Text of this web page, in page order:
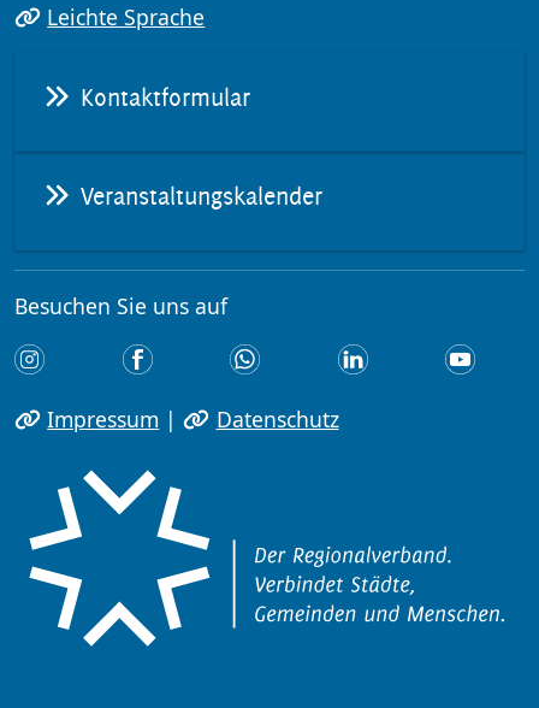
Leichte Sprache
Kontaktformular
Veranstaltungskalender
Besuchen Sie uns auf
Impressum | Datenschutz